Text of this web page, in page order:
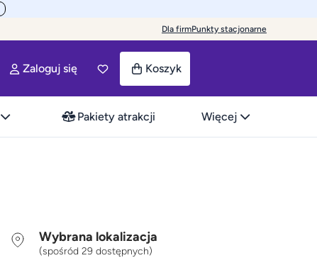
Dla firmPunkty stacjonarne
Zaloguj się Koszyk
Pakiety atrakcji Więcej
Wybrana lokalizacja
(spośród 29 dostępnych)